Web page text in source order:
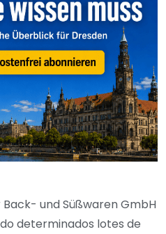
und Süßwaren GmbH
determinados lotes de